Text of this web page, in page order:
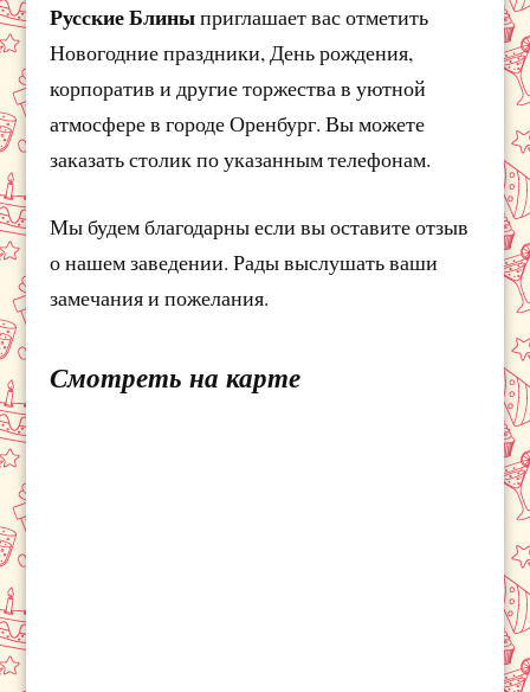
Русские Блиныприглашает вас отметить
Новогодние праздники, День рождения,
корпоратив и другие торжества в уютной
атмосфере в городе Оренбург. Вы можете
заказать столик по указанным телефонам.
Мы будем благодарны если вы оставите отзыв
о нашем заведении. Рады выслушать ваши
замечания и пожелания.
Смотреть на карте